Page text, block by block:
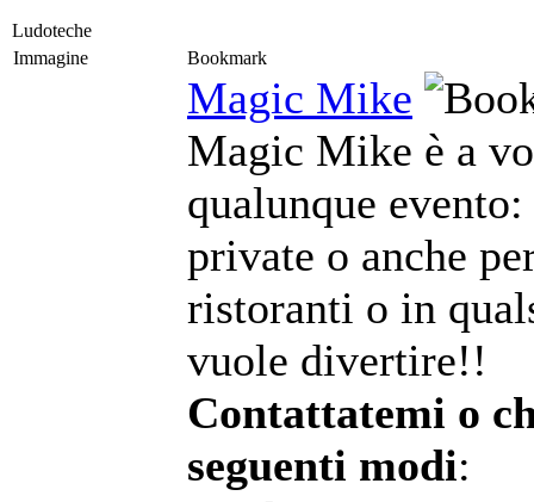
Ludoteche
Immagine
Bookmark
Magic Mike
Magic Mike è a
qualunque
private o anche
ristoranti o in
vuole divertire!!
Contattatemi o
seguenti modi: